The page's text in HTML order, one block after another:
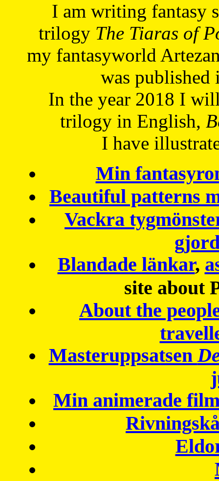
I am writing fantasy
trilogy The Tiaras of
my fantasyworld
was published
In the year 2018 I
trilogy in English,
I have
Min
Beautiful patterns
Vackra
Blandade länkar,
site about
About the
Masteruppsatsen
Min animerade